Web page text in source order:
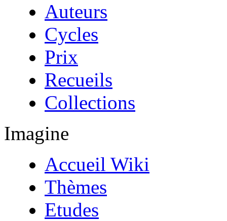
Auteurs
Cycles
Prix
Recueils
Collections
Imagine
Accueil Wiki
Thèmes
Etudes